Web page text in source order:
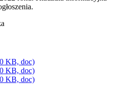
KB, doc)
KB, doc)
KB, doc)